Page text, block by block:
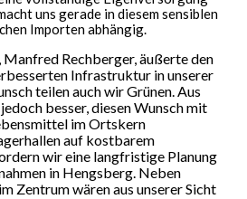
uns gerade in diesem sensiblen
Importen abhängig.
Rechberger, äußerte den
Infrastruktur in unserer
teilen auch wir Grünen. Aus
besser, diesen Wunsch mit
im Ortskern
auf kostbarem
wir eine langfristige Planung
in Hengsberg. Neben
Zentrum wären aus unserer Sicht